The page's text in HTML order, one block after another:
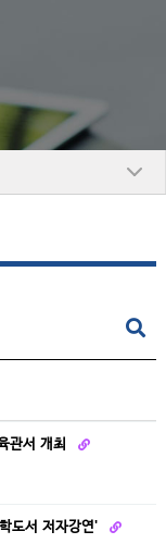
관서 개최
도서 저자강연'